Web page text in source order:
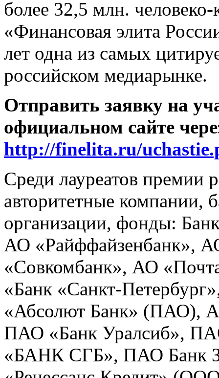
более 32,5 млн.
«Финансовая элита
лет одна из самых
российском медиарынке.
Отправить заявку на
официальном сайте
http://finelita.ru/
Среди лауреатов премии
авторитетные компании,
организации, фонды:
АО
«Совкомбанк», АО
«Банк «Санкт-
«Абсолют Банк»
ПАО «Банк Уралсиб»,
«БАНК СГБ», ПАО Банк